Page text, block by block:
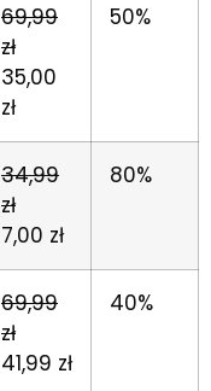
69,99
zł
35,00
zł
50%
34,99
zł
7,00 zł
80%
69,99
zł
41,99 zł
40%